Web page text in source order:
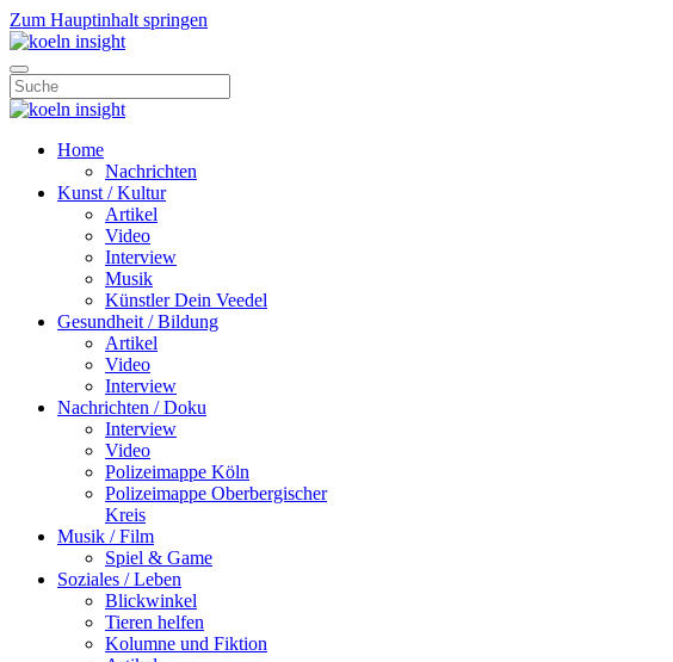
Zum Hauptinhalt springen
Home
Nachrichten
Kunst / Kultur
Artikel
Video
Interview
Musik
Künstler Dein Veedel
Gesundheit / Bildung
Artikel
Video
Interview
Nachrichten / Doku
Interview
Video
Polizeimappe Köln
Polizeimappe Oberbergischer
Kreis
Musik / Film
Spiel & Game
Soziales / Leben
Blickwinkel
Tieren helfen
Kolumne und Fiktion